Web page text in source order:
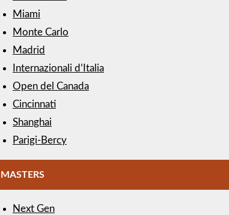
Miami
Monte Carlo
Madrid
Internazionali d’Italia
Open del Canada
Cincinnati
Shanghai
Parigi-Bercy
MASTERS
Next Gen